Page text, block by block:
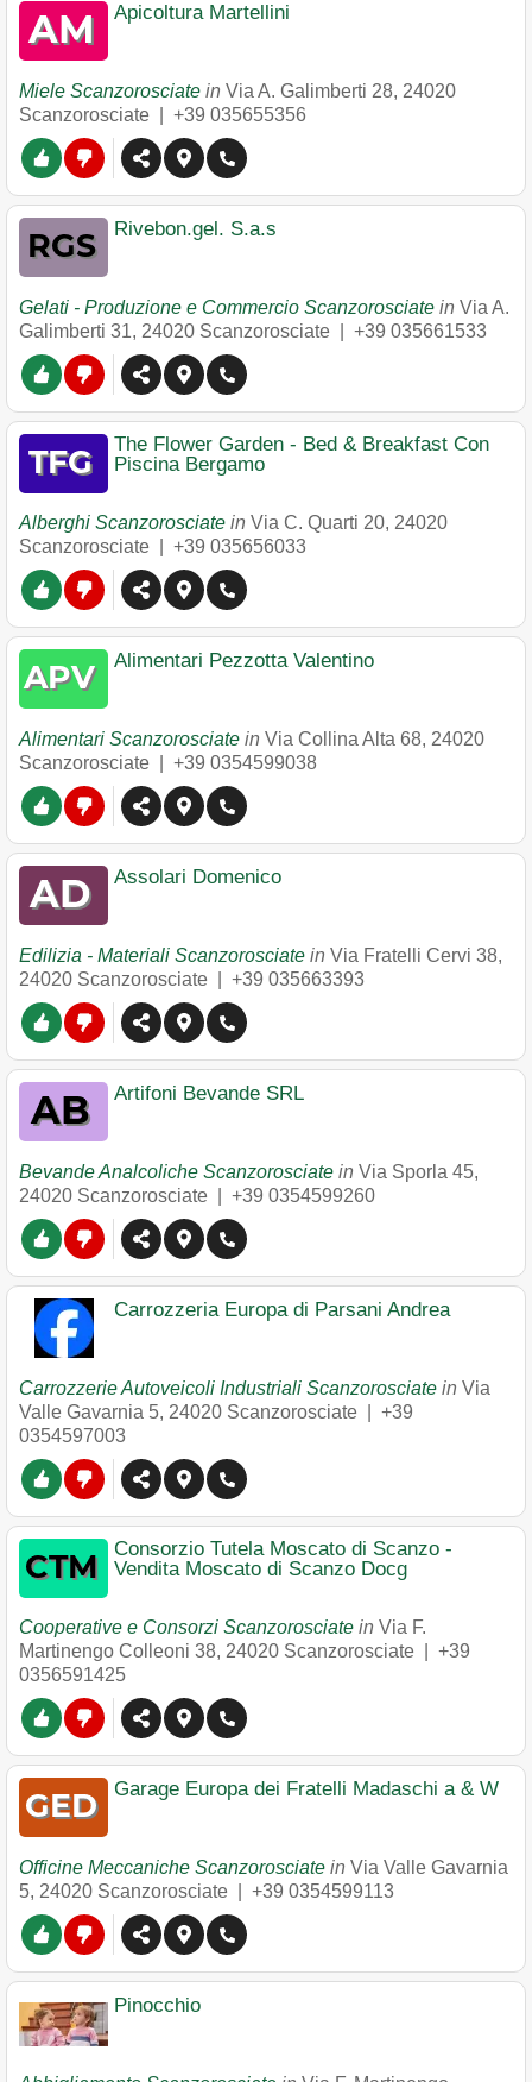
Apicoltura Martellini
Miele Scanzorosciate in Via A. Galimberti 28, 24020
Scanzorosciate
+39 035655356
Rivebon.gel. S.a.s
Gelati - Produzione e Commercio Scanzorosciate in Via A.
Galimberti 31, 24020 Scanzorosciate +39 035661533
The Flower Garden - Bed & Breakfast Con
Piscina Bergamo
Alberghi Scanzorosciate in Via C. Quarti 20, 24020
Scanzorosciate
+39 035656033
Alimentari Pezzotta Valentino
Alimentari Scanzorosciate in Via Collina Alta 68, 24020
Scanzorosciate
+39 0354599038
Assolari Domenico
Edilizia - Materiali Scanzorosciate in Via Fratelli Cervi 38,
24020 Scanzorosciate +39 035663393
Artifoni Bevande SRL
Bevande Analcoliche Scanzorosciate in Via Sporla 45,
24020 Scanzorosciate +39 0354599260
Carrozzeria Europa di Parsani Andrea
Carrozzerie Autoveicoli Industriali Scanzorosciate in Via
Valle Gavarnia 5, 24020 Scanzorosciate
+39
0354597003
Consorzio Tutela Moscato di Scanzo -
Vendita Moscato di Scanzo Docg
Cooperative e Consorzi Scanzorosciate in Via F.
Martinengo Colleoni 38, 24020 Scanzorosciate
+39
0356591425
Garage Europa dei Fratelli Madaschi a & W
Officine Meccaniche Scanzorosciate in Via Valle Gavarnia
5, 24020 Scanzorosciate +39 0354599113
Pinocchio